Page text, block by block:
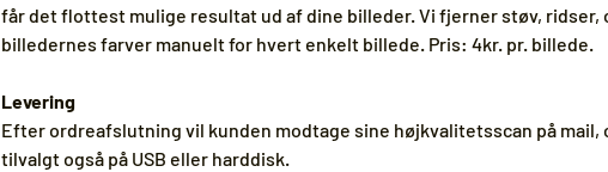
får det flottest mulige resultat ud af dine billeder. Vi fjerner støv, ridser,
billedernes farver manuelt for hvert enkelt billede. Pris: 4kr. pr. billede.
Levering
Efter ordreafslutning vil kunden modtage sine højkvalitetsscan på mail,
tilvalgt også på USB eller harddisk.